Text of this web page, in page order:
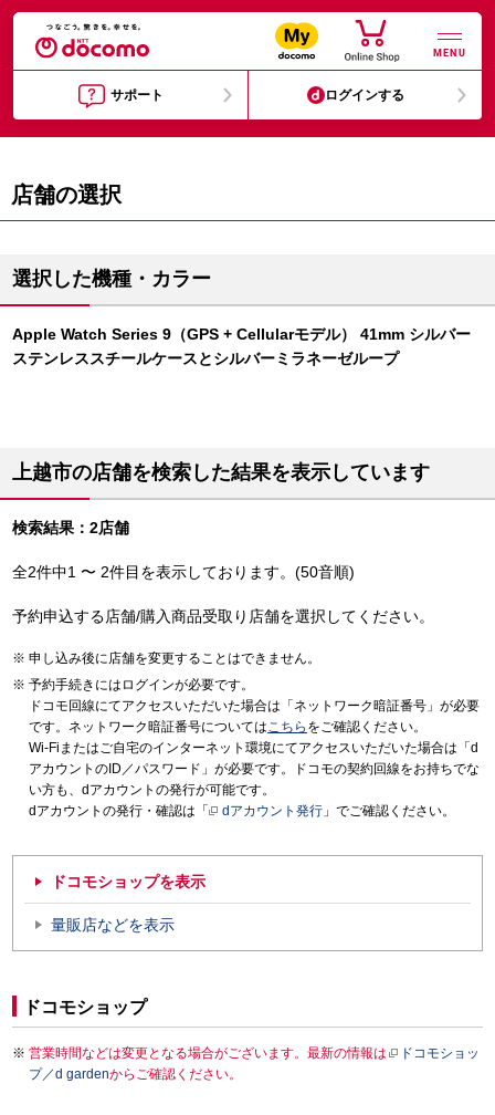
MENU
サポート ログインする
店舗の選択
選択した機種・カラー
Apple Watch Series 9（GPS + Cellularモデル） 41mm シルバー
ステンレススチールケースとシルバーミラネーゼループ
上越市の店舗を検索した結果を表示しています
検索結果：2店舗
全2件中1 〜 2件目を表示しております。(50音順)
予約申込する店舗/購入商品受取り店舗を選択してください。
申し込み後に店舗を変更することはできません。
予約手続きにはログインが必要です。
ドコモ回線にてアクセスいただいた場合は「ネットワーク暗証番号」が必要
です。ネットワーク暗証番号についてはこちら をご確認ください。
Wi-Fiまたはご自宅のインターネット環境にてアクセスいただいた場合は「d
アカウントのID／パスワード」が必要です。ドコモの契約回線をお持ちでな
い方も、dアカウントの発行が可能です。
dアカウントの発行・確認は「
dアカウント発行 」でご確認ください。
ドコモショップを表示
量販店などを表示
ドコモショップ
営業時間などは変更となる場合がございます。最新の情報は
ドコモショッ
プ／d gardenからご確認ください。